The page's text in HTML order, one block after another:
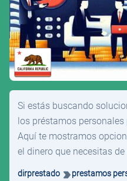
Si estás buscando
los préstamos
Aquí te mostramos
el dinero que necesitas
dirprestado prestamos